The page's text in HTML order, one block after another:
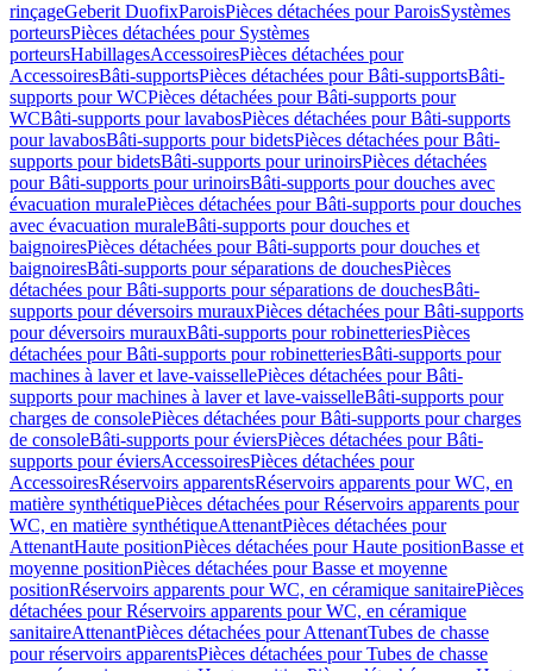
rinçageGeberit DuofixParoisPièces détachées pour ParoisSystèmes
porteursPièces détachées pour Systèmes
porteursHabillagesAccessoiresPièces détachées pour
AccessoiresBâti-supportsPièces détachées pour Bâti-supportsBâti-
supports pour WCPièces détachées pour Bâti-supports pour
WCBâti-supports pour lavabosPièces détachées pour Bâti-supports
pour lavabosBâti-supports pour bidetsPièces détachées pour Bâti-
supports pour bidetsBâti-supports pour urinoirsPièces détachées
pour Bâti-supports pour urinoirsBâti-supports pour douches avec
évacuation muralePièces détachées pour Bâti-supports pour douches
avec évacuation muraleBâti-supports pour douches et
baignoiresPièces détachées pour Bâti-supports pour douches et
baignoiresBâti-supports pour séparations de douchesPièces
détachées pour Bâti-supports pour séparations de douchesBâti-
supports pour déversoirs murauxPièces détachées pour Bâti-supports
pour déversoirs murauxBâti-supports pour robinetteriesPièces
détachées pour Bâti-supports pour robinetteriesBâti-supports pour
machines à laver et lave-vaissellePièces détachées pour Bâti-
supports pour machines à laver et lave-vaisselleBâti-supports pour
charges de consolePièces détachées pour Bâti-supports pour charges
de consoleBâti-supports pour éviersPièces détachées pour Bâti-
supports pour éviersAccessoiresPièces détachées pour
AccessoiresRéservoirs apparentsRéservoirs apparents pour WC, en
matière synthétiquePièces détachées pour Réservoirs apparents pour
WC, en matière synthétiqueAttenantPièces détachées pour
AttenantHaute positionPièces détachées pour Haute positionBasse et
moyenne positionPièces détachées pour Basse et moyenne
positionRéservoirs apparents pour WC, en céramique sanitairePièces
détachées pour Réservoirs apparents pour WC, en céramique
sanitaireAttenantPièces détachées pour AttenantTubes de chasse
pour réservoirs apparentsPièces détachées pour Tubes de chasse